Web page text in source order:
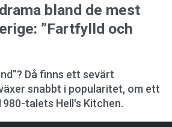
bland de mest
”Fartfylld och
Då finns ett sevärt
snabbt i popularitet, om ett
talets Hell's Kitchen.